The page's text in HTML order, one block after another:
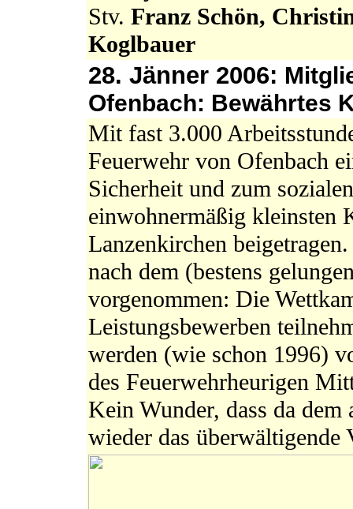
Stv. Franz Schön,
Koglbauer
28. Jänner 2006:
Ofenbach: Bewährtes
Mit fast 3.000
Feuerwehr von Ofenbach
Sicherheit und zum
einwohnermäßig kleinsten
Lanzenkirchen
nach dem (bestens
vorgenommen: Die
Leistungsbewerben
werden (wie schon 1996)
des Feuerwehrheurigen
Kein Wunder, dass da
wieder das überwältigende